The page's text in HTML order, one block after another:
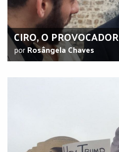
CIRO, O PROVOCADOR
porRosângela Chaves